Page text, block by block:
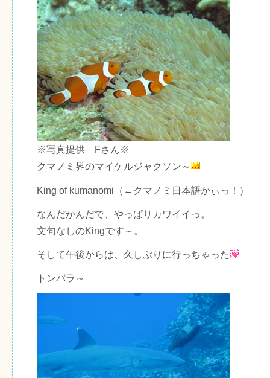
※写真提供 Fさん※
クマノミ界のマイケルジャクソン～
King of kumanomi（←クマノミ日本語かぃっ！）
なんだかんだで、やっぱりカワイイっ。
文句なしのKingです～。
そして午後からは、久しぶりに行っちゃった
トンバラ～